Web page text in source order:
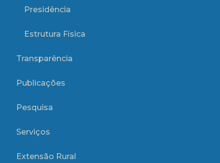
Presidência
Estrutura Física
Transparência
Publicações
Pesquisa
Serviços
Extensão Rural